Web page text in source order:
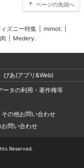
ページの先頭へ
ズニー特集 mimot.
Medery.
ぴあ(アプリ&Web)
ータの利用・著作権等
の他お問い合わせ
問い合わせ
Reserved.